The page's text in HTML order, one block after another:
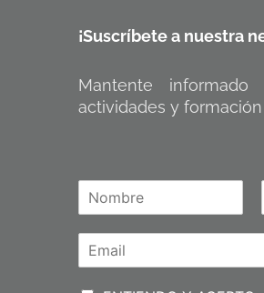
¡Suscríbete a nuestra
Mantente
actividades y
o
b
l